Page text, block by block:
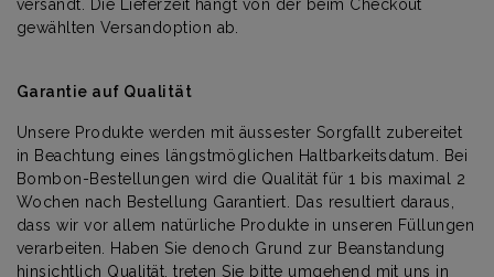
versandt. Die Lieferzeit hängt von der beim Checkout
gewählten Versandoption ab.
Garantie auf Qualität
Unsere Produkte werden mit äussester Sorgfallt zubereitet
in Beachtung eines längstmöglichen Haltbarkeitsdatum. Bei
Bombon-Bestellungen wird die Qualität für 1 bis maximal 2
Wochen nach Bestellung Garantiert. Das resultiert daraus,
dass wir vor allem natürliche Produkte in unseren Füllungen
verarbeiten. Haben Sie denoch Grund zur Beanstandung
hinsichtlich Qualität, treten Sie bitte umgehend mit uns in